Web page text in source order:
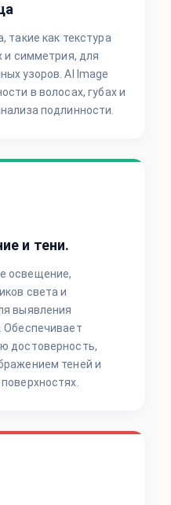
такие как текстура
и симметрия, для
узоров. AI Image
в волосах, губах и
подлинности.
и тени.
освещение,
света и
выявления
Обеспечивает
достоверность,
теней и